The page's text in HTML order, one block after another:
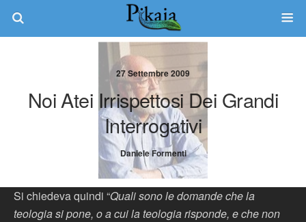
27 Settembre 2009
Noi Atei Irrispettosi Dei Grandi
Interrogativi
Daniele Formenti
Si chiedeva quindi “Quali sono le domande che la
teologia si pone, o a cui la teologia risponde, e che non